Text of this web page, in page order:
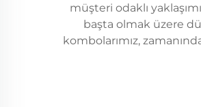
müşteri odaklı
başta olmak üzere
kombolarımız,